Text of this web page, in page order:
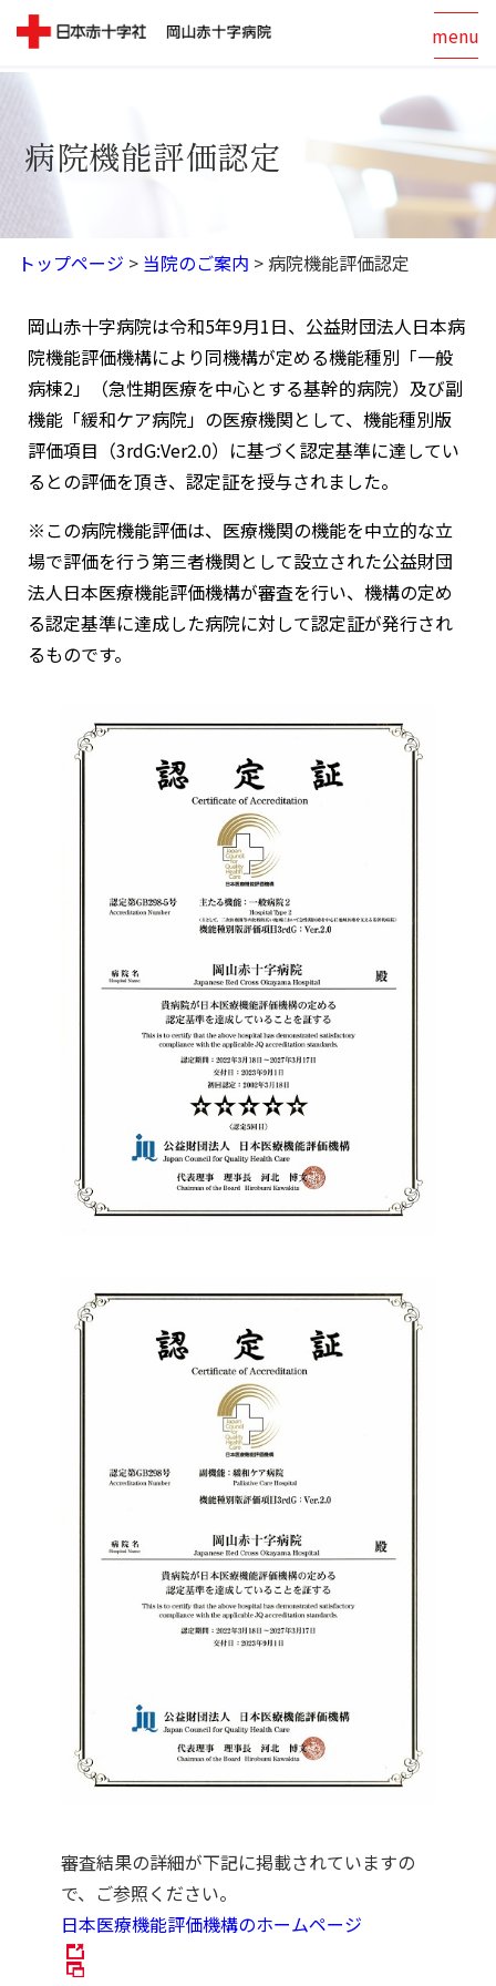
menu
病院機能評価認定
トップページ > 当院のご案内 >病院機能評価認定
岡山赤十字病院は令和5年9月1日、公益財団法人日本病
院機能評価機構により同機構が定める機能種別「一般
病棟2」（急性期医療を中心とする基幹的病院）及び副
機能「緩和ケア病院」の医療機関として、機能種別版
評価項目（3rdG:Ver2.0）に基づく認定基準に達してい
るとの評価を頂き、認定証を授与されました。
※この病院機能評価は、医療機関の機能を中立的な立
場で評価を行う第三者機関として設立された公益財団
法人日本医療機能評価機構が審査を行い、機構の定め
る認定基準に達成した病院に対して認定証が発行され
るものです。
審査結果の詳細が下記に掲載されていますの
で、ご参照ください。
日本医療機能評価機構のホームページ